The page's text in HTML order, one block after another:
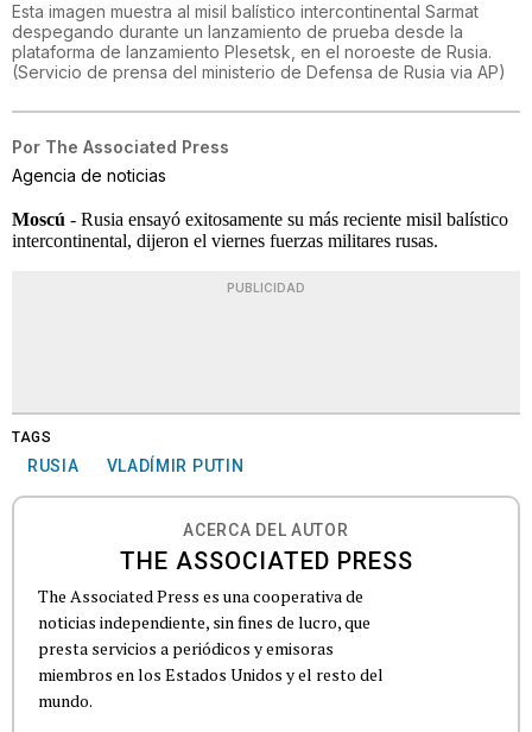
Esta imagen muestra al misil balístico intercontinental Sarmat
despegando durante un lanzamiento de prueba desde la
plataforma de lanzamiento Plesetsk, en el noroeste de Rusia.
(Servicio de prensa del ministerio de Defensa de Rusia via AP)
Por The Associated Press
Agencia de noticias
Moscú - Rusia ensayó exitosamente su más reciente misil balístico
intercontinental, dijeron el viernes fuerzas militares rusas.
PUBLICIDAD
TAGS
RUSIA VLADÍMIR PUTIN
ACERCA DEL AUTOR
THE ASSOCIATED PRESS
The Associated Press es una cooperativa de
noticias independiente, sin fines de lucro, que
presta servicios a periódicos y emisoras
miembros en los Estados Unidos y el resto del
mundo.